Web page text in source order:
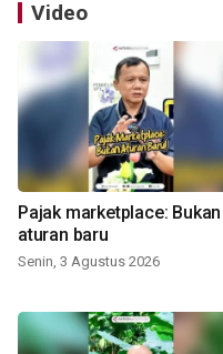
Video
Pajak marketplace: Bukan
aturan baru
Senin, 3 Agustus 2026